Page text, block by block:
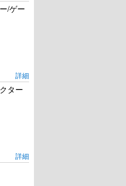
/ゲー
詳細
ター
詳細